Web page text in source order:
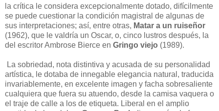
la crítica le considera excepcionalmente dotado, difícilmente
se puede cuestionar la condición magistral de algunas de
sus interpretaciones; así, entre otras, Matar a un ruiseñor
(1962), que le valdría un Oscar, o, cinco lustros después, la
del escritor Ambrose Bierce en Gringo viejo (1989).
La sobriedad, nota distintiva y acusada de su personalidad
artística, le dotaba de innegable elegancia natural, traducida
invariablemente, en excelente imagen y facha sobresaliente
cualquiera que fuera su atuendo, desde la camisa vaquera o
el traje de calle a los de etiqueta. Liberal en el amplio